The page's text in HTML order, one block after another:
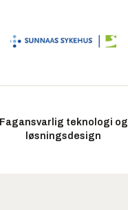
Fagansvarlig teknologi og
løsningsdesign